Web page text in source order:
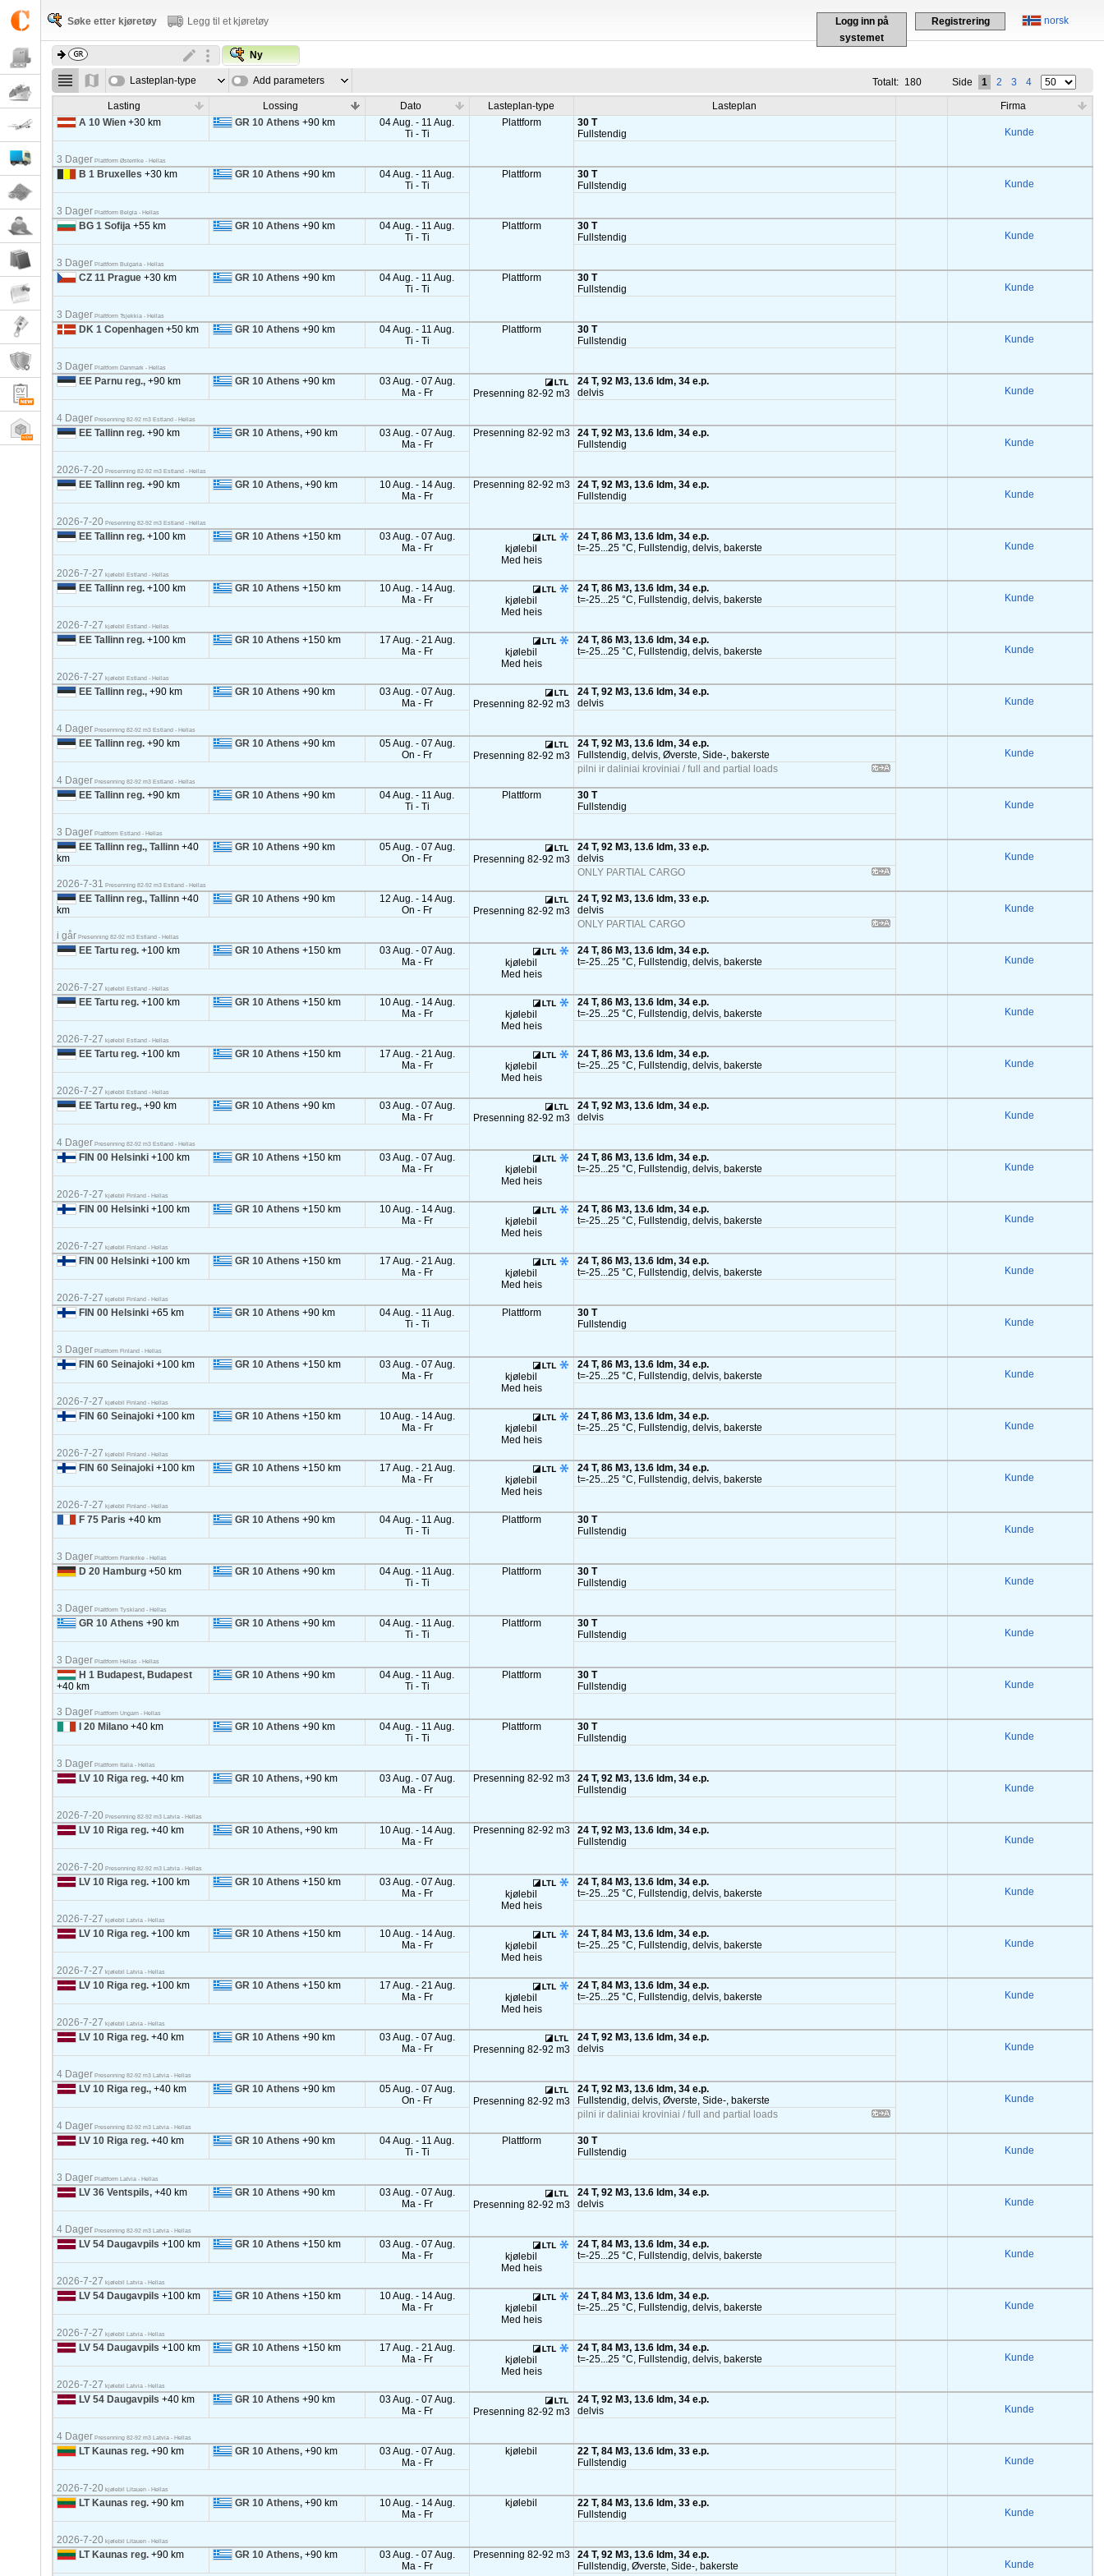
norsk
Logg inn på
systemet
Registrering
Søke etter kjøretøy Legg til et kjøretøy
Ny
Lasteplan-type Add parameters Totalt: 180 Side 1 2 3 4
Lasting Lossing Dato Lasteplan-type Lasteplan
Firma
A 10 Wien +30 km GR 10 Athens +90 km
04 Aug. - 11 Aug.
Ti - Ti
Plattform
30 T
Fullstendig
Kunde
3 Dager Plattform Østerrike - Hellas
B 1 Bruxelles +30 km GR 10 Athens +90 km
04 Aug. - 11 Aug.
Ti - Ti
Plattform
30 T
Fullstendig
Kunde
3 Dager Plattform Belgia - Hellas
BG 1 Sofija +55 km GR 10 Athens +90 km
04 Aug. - 11 Aug.
Ti - Ti
Plattform
30 T
Fullstendig
Kunde
3 Dager Plattform Bulgaria - Hellas
CZ 11 Prague +30 km GR 10 Athens +90 km
04 Aug. - 11 Aug.
Ti - Ti
Plattform
30 T
Fullstendig
Kunde
3 Dager Plattform Tsjekkia - Hellas
DK 1 Copenhagen +50 km GR 10 Athens +90 km
04 Aug. - 11 Aug.
Ti - Ti
Plattform
30 T
Fullstendig
Kunde
3 Dager Plattform Danmark - Hellas
EE Parnu reg., +90 km GR 10 Athens +90 km
03 Aug. - 07 Aug.
Ma - Fr
Presenning 82-92 m3
24 T, 92 M3, 13.6 ldm, 34 e.p.
delvis
Kunde
4 Dager Presenning 82-92 m3 Estland - Hellas
EE Tallinn reg. +90 km GR 10 Athens, +90 km
03 Aug. - 07 Aug.
Ma - Fr
Presenning 82-92 m3
24 T, 92 M3, 13.6 ldm, 34 e.p.
Fullstendig
Kunde
2026-7-20Presenning 82-92 m3 Estland - Hellas
EE Tallinn reg. +90 km GR 10 Athens, +90 km
10 Aug. - 14 Aug.
Ma - Fr
Presenning 82-92 m3
24 T, 92 M3, 13.6 ldm, 34 e.p.
Fullstendig
Kunde
2026-7-20Presenning 82-92 m3 Estland - Hellas
EE Tallinn reg. +100 km GR 10 Athens +150 km
03 Aug. - 07 Aug.
Ma - Fr
kjølebil
Med heis
24 T, 86 M3, 13.6 ldm, 34 e.p.
t=-25...25 °C, Fullstendig, delvis, bakerste
Kunde
2026-7-27 kjølebil Estland - Hellas
EE Tallinn reg. +100 km GR 10 Athens +150 km
10 Aug. - 14 Aug.
Ma - Fr
kjølebil
Med heis
24 T, 86 M3, 13.6 ldm, 34 e.p.
t=-25...25 °C, Fullstendig, delvis, bakerste
Kunde
2026-7-27 kjølebil Estland - Hellas
EE Tallinn reg. +100 km GR 10 Athens +150 km
17 Aug. - 21 Aug.
Ma - Fr
kjølebil
Med heis
24 T, 86 M3, 13.6 ldm, 34 e.p.
t=-25...25 °C, Fullstendig, delvis, bakerste
Kunde
2026-7-27 kjølebil Estland - Hellas
EE Tallinn reg., +90 km GR 10 Athens +90 km
03 Aug. - 07 Aug.
Ma - Fr
Presenning 82-92 m3
24 T, 92 M3, 13.6 ldm, 34 e.p.
delvis
Kunde
4 Dager Presenning 82-92 m3 Estland - Hellas
EE Tallinn reg. +90 km GR 10 Athens +90 km
05 Aug. - 07 Aug.
On - Fr
Presenning 82-92 m3
24 T, 92 M3, 13.6 ldm, 34 e.p.
Fullstendig, delvis, Øverste, Side-, bakerste
Kunde
4 Dager Presenning 82-92 m3 Estland - Hellas
pilni ir daliniai kroviniai / full and partial loads
EE Tallinn reg. +90 km GR 10 Athens +90 km
04 Aug. - 11 Aug.
Ti - Ti
Plattform
30 T
Fullstendig
Kunde
3 Dager Plattform Estland - Hellas
EE Tallinn reg., Tallinn +40
km
GR 10 Athens +90 km
05 Aug. - 07 Aug.
On - Fr
Presenning 82-92 m3
24 T, 92 M3, 13.6 ldm, 33 e.p.
delvis
Kunde
2026-7-31 Presenning 82-92 m3 Estland - Hellas
ONLY PARTIAL CARGO
EE Tallinn reg., Tallinn +40
km
GR 10 Athens +90 km
12 Aug. - 14 Aug.
On - Fr
Presenning 82-92 m3
24 T, 92 M3, 13.6 ldm, 33 e.p.
delvis
Kunde
i går Presenning 82-92 m3 Estland - Hellas
ONLY PARTIAL CARGO
EE Tartu reg. +100 km GR 10 Athens +150 km
03 Aug. - 07 Aug.
Ma - Fr
kjølebil
Med heis
24 T, 86 M3, 13.6 ldm, 34 e.p.
t=-25...25 °C, Fullstendig, delvis, bakerste
Kunde
2026-7-27 kjølebil Estland - Hellas
EE Tartu reg. +100 km GR 10 Athens +150 km
10 Aug. - 14 Aug.
Ma - Fr
kjølebil
Med heis
24 T, 86 M3, 13.6 ldm, 34 e.p.
t=-25...25 °C, Fullstendig, delvis, bakerste
Kunde
2026-7-27 kjølebil Estland - Hellas
EE Tartu reg. +100 km GR 10 Athens +150 km
17 Aug. - 21 Aug.
Ma - Fr
kjølebil
Med heis
24 T, 86 M3, 13.6 ldm, 34 e.p.
t=-25...25 °C, Fullstendig, delvis, bakerste
Kunde
2026-7-27 kjølebil Estland - Hellas
EE Tartu reg., +90 km GR 10 Athens +90 km
03 Aug. - 07 Aug.
Ma - Fr
Presenning 82-92 m3
24 T, 92 M3, 13.6 ldm, 34 e.p.
delvis
Kunde
4 Dager Presenning 82-92 m3 Estland - Hellas
FIN 00 Helsinki +100 km GR 10 Athens +150 km
03 Aug. - 07 Aug.
Ma - Fr
kjølebil
Med heis
24 T, 86 M3, 13.6 ldm, 34 e.p.
t=-25...25 °C, Fullstendig, delvis, bakerste
Kunde
2026-7-27 kjølebil Finland - Hellas
FIN 00 Helsinki +100 km GR 10 Athens +150 km
10 Aug. - 14 Aug.
Ma - Fr
kjølebil
Med heis
24 T, 86 M3, 13.6 ldm, 34 e.p.
t=-25...25 °C, Fullstendig, delvis, bakerste
Kunde
2026-7-27 kjølebil Finland - Hellas
FIN 00 Helsinki +100 km GR 10 Athens +150 km
17 Aug. - 21 Aug.
Ma - Fr
kjølebil
Med heis
24 T, 86 M3, 13.6 ldm, 34 e.p.
t=-25...25 °C, Fullstendig, delvis, bakerste
Kunde
2026-7-27 kjølebil Finland - Hellas
FIN 00 Helsinki +65 km GR 10 Athens +90 km
04 Aug. - 11 Aug.
Ti - Ti
Plattform
30 T
Fullstendig
Kunde
3 Dager Plattform Finland - Hellas
FIN 60 Seinajoki +100 km GR 10 Athens +150 km
03 Aug. - 07 Aug.
Ma - Fr
kjølebil
Med heis
24 T, 86 M3, 13.6 ldm, 34 e.p.
t=-25...25 °C, Fullstendig, delvis, bakerste
Kunde
2026-7-27 kjølebil Finland - Hellas
FIN 60 Seinajoki +100 km GR 10 Athens +150 km
10 Aug. - 14 Aug.
Ma - Fr
kjølebil
Med heis
24 T, 86 M3, 13.6 ldm, 34 e.p.
t=-25...25 °C, Fullstendig, delvis, bakerste
Kunde
2026-7-27 kjølebil Finland - Hellas
FIN 60 Seinajoki +100 km GR 10 Athens +150 km
17 Aug. - 21 Aug.
Ma - Fr
kjølebil
Med heis
24 T, 86 M3, 13.6 ldm, 34 e.p.
t=-25...25 °C, Fullstendig, delvis, bakerste
Kunde
2026-7-27 kjølebil Finland - Hellas
F 75 Paris +40 km GR 10 Athens +90 km
04 Aug. - 11 Aug.
Ti - Ti
Plattform
30 T
Fullstendig
Kunde
3 Dager Plattform Frankrike - Hellas
D 20 Hamburg +50 km GR 10 Athens +90 km
04 Aug. - 11 Aug.
Ti - Ti
Plattform
30 T
Fullstendig
Kunde
3 Dager Plattform Tyskland - Hellas
GR 10 Athens +90 km GR 10 Athens +90 km
04 Aug. - 11 Aug.
Ti - Ti
Plattform
30 T
Fullstendig
Kunde
3 Dager Plattform Hellas - Hellas
H 1 Budapest, Budapest
+40 km
GR 10 Athens +90 km
04 Aug. - 11 Aug.
Ti - Ti
Plattform
30 T
Fullstendig
Kunde
3 Dager Plattform Ungarn - Hellas
I 20 Milano +40 km GR 10 Athens +90 km
04 Aug. - 11 Aug.
Ti - Ti
Plattform
30 T
Fullstendig
Kunde
3 Dager Plattform Italia - Hellas
LV 10 Riga reg. +40 km GR 10 Athens, +90 km
03 Aug. - 07 Aug.
Ma - Fr
Presenning 82-92 m3
24 T, 92 M3, 13.6 ldm, 34 e.p.
Fullstendig
Kunde
2026-7-20Presenning 82-92 m3 Latvia - Hellas
LV 10 Riga reg. +40 km GR 10 Athens, +90 km
10 Aug. - 14 Aug.
Ma - Fr
Presenning 82-92 m3
24 T, 92 M3, 13.6 ldm, 34 e.p.
Fullstendig
Kunde
2026-7-20Presenning 82-92 m3 Latvia - Hellas
LV 10 Riga reg. +100 km GR 10 Athens +150 km
03 Aug. - 07 Aug.
Ma - Fr
kjølebil
Med heis
24 T, 84 M3, 13.6 ldm, 34 e.p.
t=-25...25 °C, Fullstendig, delvis, bakerste
Kunde
2026-7-27 kjølebil Latvia - Hellas
LV 10 Riga reg. +100 km GR 10 Athens +150 km
10 Aug. - 14 Aug.
Ma - Fr
kjølebil
Med heis
24 T, 84 M3, 13.6 ldm, 34 e.p.
t=-25...25 °C, Fullstendig, delvis, bakerste
Kunde
2026-7-27 kjølebil Latvia - Hellas
LV 10 Riga reg. +100 km GR 10 Athens +150 km
17 Aug. - 21 Aug.
Ma - Fr
kjølebil
Med heis
24 T, 84 M3, 13.6 ldm, 34 e.p.
t=-25...25 °C, Fullstendig, delvis, bakerste
Kunde
2026-7-27 kjølebil Latvia - Hellas
LV 10 Riga reg. +40 km GR 10 Athens +90 km
03 Aug. - 07 Aug.
Ma - Fr
Presenning 82-92 m3
24 T, 92 M3, 13.6 ldm, 34 e.p.
delvis
Kunde
4 Dager Presenning 82-92 m3 Latvia - Hellas
LV 10 Riga reg., +40 km GR 10 Athens +90 km
05 Aug. - 07 Aug.
On - Fr
Presenning 82-92 m3
24 T, 92 M3, 13.6 ldm, 34 e.p.
Fullstendig, delvis, Øverste, Side-, bakerste
Kunde
4 Dager Presenning 82-92 m3 Latvia - Hellas
pilni ir daliniai kroviniai / full and partial loads
LV 10 Riga reg. +40 km GR 10 Athens +90 km
04 Aug. - 11 Aug.
Ti - Ti
Plattform
30 T
Fullstendig
Kunde
3 Dager Plattform Latvia - Hellas
LV 36 Ventspils, +40 km GR 10 Athens +90 km
03 Aug. - 07 Aug.
Ma - Fr
Presenning 82-92 m3
24 T, 92 M3, 13.6 ldm, 34 e.p.
delvis
Kunde
4 Dager Presenning 82-92 m3 Latvia - Hellas
LV 54 Daugavpils +100 km GR 10 Athens +150 km
03 Aug. - 07 Aug.
Ma - Fr
kjølebil
Med heis
24 T, 84 M3, 13.6 ldm, 34 e.p.
t=-25...25 °C, Fullstendig, delvis, bakerste
Kunde
2026-7-27 kjølebil Latvia - Hellas
LV 54 Daugavpils +100 km GR 10 Athens +150 km
10 Aug. - 14 Aug.
Ma - Fr
kjølebil
Med heis
24 T, 84 M3, 13.6 ldm, 34 e.p.
t=-25...25 °C, Fullstendig, delvis, bakerste
Kunde
2026-7-27 kjølebil Latvia - Hellas
LV 54 Daugavpils +100 km GR 10 Athens +150 km
17 Aug. - 21 Aug.
Ma - Fr
kjølebil
Med heis
24 T, 84 M3, 13.6 ldm, 34 e.p.
t=-25...25 °C, Fullstendig, delvis, bakerste
Kunde
2026-7-27 kjølebil Latvia - Hellas
LV 54 Daugavpils +40 km GR 10 Athens +90 km
03 Aug. - 07 Aug.
Ma - Fr
Presenning 82-92 m3
24 T, 92 M3, 13.6 ldm, 34 e.p.
delvis
Kunde
4 Dager Presenning 82-92 m3 Latvia - Hellas
LT Kaunas reg. +90 km GR 10 Athens, +90 km
03 Aug. - 07 Aug.
Ma - Fr
kjølebil
22 T, 84 M3, 13.6 ldm, 33 e.p.
Fullstendig
Kunde
2026-7-20kjølebil Litauen - Hellas
LT Kaunas reg. +90 km GR 10 Athens, +90 km
10 Aug. - 14 Aug.
Ma - Fr
kjølebil
22 T, 84 M3, 13.6 ldm, 33 e.p.
Fullstendig
Kunde
2026-7-20kjølebil Litauen - Hellas
LT Kaunas reg. +90 km GR 10 Athens, +90 km
03 Aug. - 07 Aug.
Ma - Fr
Presenning 82-92 m3
24 T, 92 M3, 13.6 ldm, 34 e.p.
Fullstendig, Øverste, Side-, bakerste
Kunde